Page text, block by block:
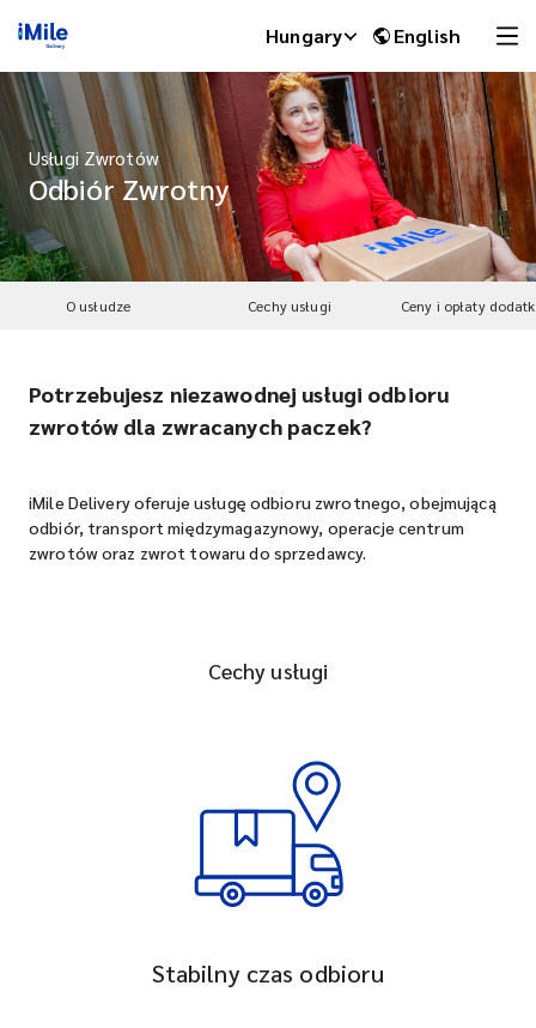
Hungary English
Usługi Zwrotów
Odbiór Zwrotny
O usłudze Cechy usługi Ceny i opłaty
Potrzebujesz niezawodnej usługi odbioru
zwrotów dla zwracanych paczek?
iMile Delivery oferuje usługę odbioru zwrotnego, obejmującą
odbiór, transport międzymagazynowy, operacje centrum
zwrotów oraz zwrot towaru do sprzedawcy.
Cechy usługi
Stabilny czas odbioru
iMile Chat